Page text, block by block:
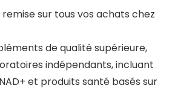
remise sur tous vos achats chez
de qualité supérieure,
indépendants, incluant
et produits santé basés sur